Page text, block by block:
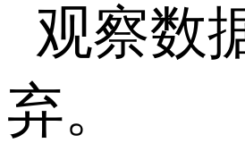
观察数
弃。